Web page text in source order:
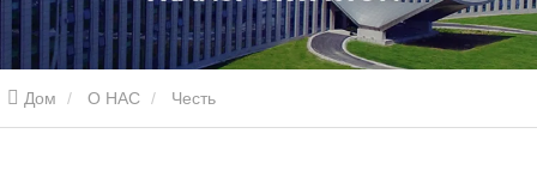
Дом О НАС Честь